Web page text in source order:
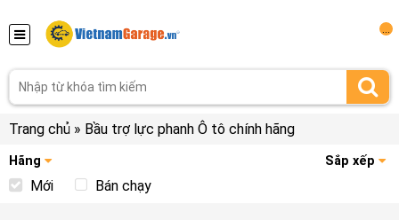
Trang chủ » Bầu trợ lực phanh Ô tô chính hãng
Hãng Sắp xếp
Mới Bán chạy